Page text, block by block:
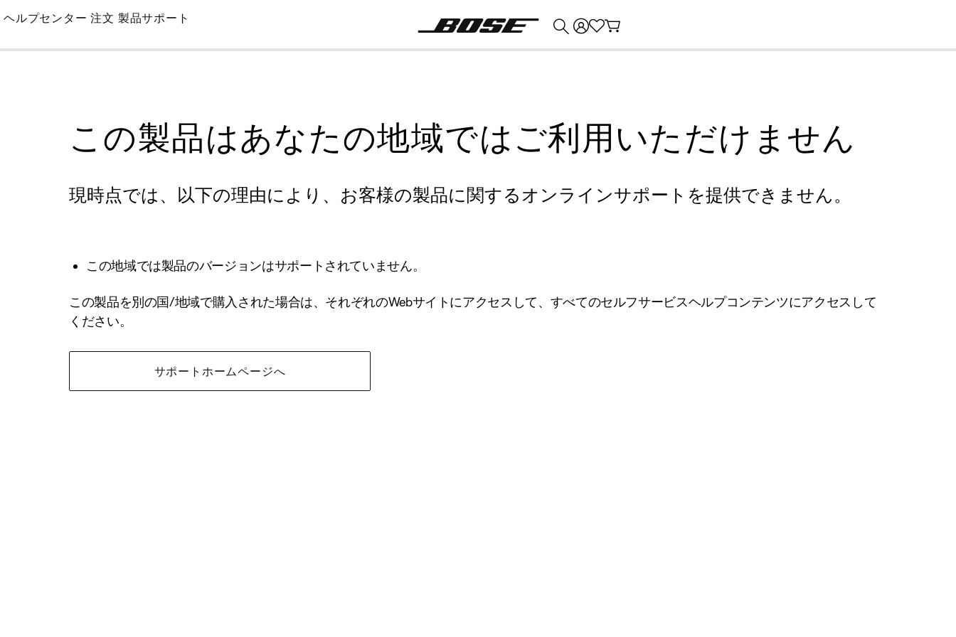
Skip
Main
ヘルプセンター 注文 製品サポート
この製品はあなたの地域ではご利用いただけません
現時点では、以下の理由により、お客様の製品に関するオンラインサポートを提供できません。
この地域では製品のバージョンはサポートされていません。
この製品を別の国/地域で購入された場合は、それぞれのWebサイトにアクセスして、すべてのセルフサービスヘルプコンテンツにアクセスして
ください。
サポートホームページへ